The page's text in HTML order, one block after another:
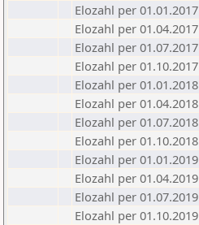
Elozahl per 01.01.2017
Elozahl per 01.04.2017
Elozahl per 01.07.2017
Elozahl per 01.10.2017
Elozahl per 01.01.2018
Elozahl per 01.04.2018
Elozahl per 01.07.2018
Elozahl per 01.10.2018
Elozahl per 01.01.2019
Elozahl per 01.04.2019
Elozahl per 01.07.2019
Elozahl per 01.10.2019